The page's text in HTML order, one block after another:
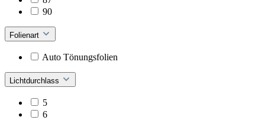
90
Folienart
Auto Tönungsfolien
Lichtdurchlass
5
6